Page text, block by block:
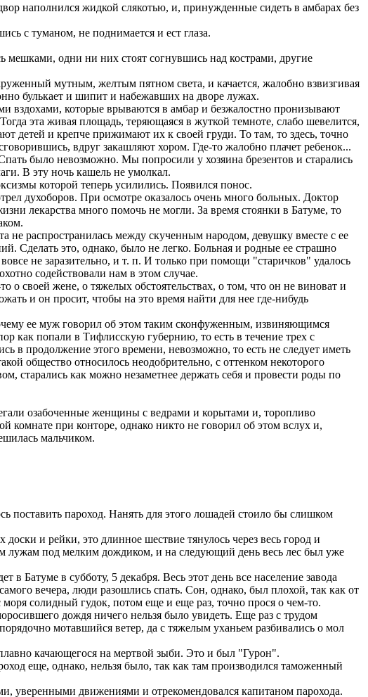
наполнился жидкой слякотью, и, принужденные сидеть в амбарах без
с туманом, не поднимается и ест глаза.
одни ни них стоят согнувшись над кострами, другие
мутным, желтым пятном света, и качается, жалобно взвизгивая
булькает и шипит и набежавших на дворе лужах.
вздохами, которые врываются в амбар и безжалостно пронизывают
эта живая площадь, теряющаяся в жуткой темноте, слабо шевелится,
детей и крепче прижимают их к своей груди. То там, то здесь, точно
вдруг закашляют хором. Где-то жалобно плачет ребенок...
было невозможно. Мы попросили у хозяина брезентов и старались
В эту ночь кашель не умолкал.
которой теперь усилились. Появился понос.
духоборов. При осмотре оказалось очень много больных. Доктор
лекарства много помочь не могли. За время стоянки в Батуме, то
распространилась между скученным народом, девушку вместе с ее
Сделать это, однако, было не легко. Больная и родные ее страшно
не заразительно, и т. п. И только при помощи "старичков" удалось
содействовали нам в этом случае.
своей жене, о тяжелых обстоятельствах, о том, что он не виноват и
и он просит, чтобы на это время найти для нее где-нибудь
ее муж говорил об этом таким сконфуженным, извиняющимся
как попали в Тифлисскую губернию, то есть в течение трех с
в продолжение этого времени, невозможно, то есть не следует иметь
общество относилось неодобрительно, с оттенком некоторого
старались как можно незаметнее держать себя и провести роды по
озабоченные женщины с ведрами и корытами и, торопливо
комнате при конторе, однако никто не говорил об этом вслух и,
мальчиком.
поставить пароход. Нанять для этого лошадей стоило бы слишком
и рейки, это длинное шествие тянулось через весь город и
лужам под мелким дождиком, и на следующий день весь лес был уже
Батуме в субботу, 5 декабря. Весь этот день все население завода
вечера, люди разошлись спать. Сон, однако, был плохой, так как от
солидный гудок, потом еще и еще раз, точно прося о чем-то.
дождя ничего нельзя было увидеть. Еще раз с трудом
мотавшийся ветер, да с тяжелым уханьем разбивались о мол
качающегося на мертвой зыби. Это и был "Гурон".
еще, однако, нельзя было, так как там производился таможенный
уверенными движениями и отрекомендовался капитаном парохода.